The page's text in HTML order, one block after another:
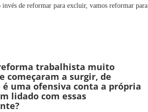
invés de reformar para excluir, vamos reformar para
trabalhista muito
começaram a surgir, de
uma ofensiva conta a própria
lidado com essas